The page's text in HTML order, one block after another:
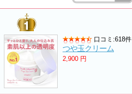
口コミ:618件
つや玉クリーム
2,900 円